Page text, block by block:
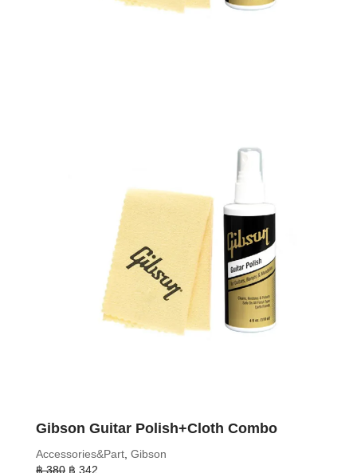
Gibson Guitar Polish+Cloth Combo
Accessories&Part, Gibson
฿380 Original
฿ 342